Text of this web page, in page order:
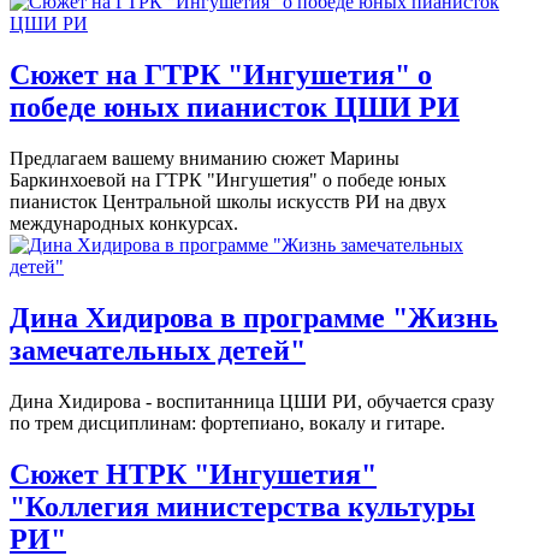
Сюжет на ГТРК "Ингушетия" о
победе юных пианисток ЦШИ РИ
Предлагаем вашему вниманию сюжет Марины
Баркинхоевой на ГТРК "Ингушетия" о победе юных
пианисток Центральной школы искусств РИ на двух
международных конкурсах.
Дина Хидирова в программе "Жизнь
замечательных детей"
Дина Хидирова - воспитанница ЦШИ РИ, обучается сразу
по трем дисциплинам: фортепиано, вокалу и гитаре.
Сюжет НТРК "Ингушетия"
"Коллегия министерства культуры
РИ"